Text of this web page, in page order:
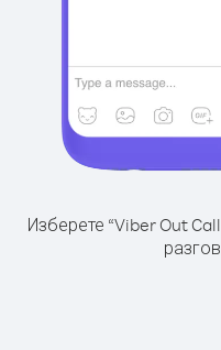
Изберете “Viber Out